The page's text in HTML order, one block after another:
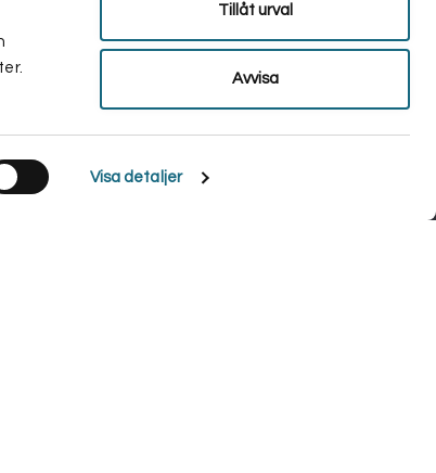
Visa detaljer
Tillåt urval
Avvisa
anta att du godkänner detta.